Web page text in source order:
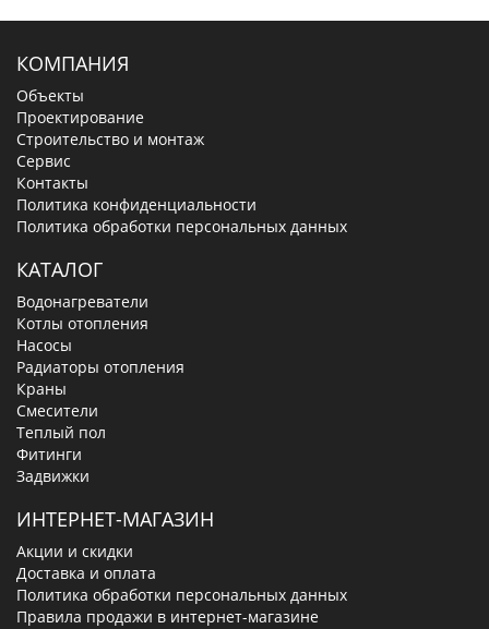
КОМПАНИЯ
Объекты
Проектирование
Строительство и монтаж
Сервис
Контакты
Политика конфиденциальности
Политика обработки персональных данных
КАТАЛОГ
Водонагреватели
Котлы отопления
Насосы
Радиаторы отопления
Краны
Смесители
Теплый пол
Фитинги
Задвижки
ИНТЕРНЕТ-МАГАЗИН
Акции и скидки
Доставка и оплата
Политика обработки персональных данных
Правила продажи в интернет-магазине